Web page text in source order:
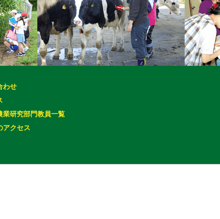
わせ
業研究部門教員一覧
アクセス